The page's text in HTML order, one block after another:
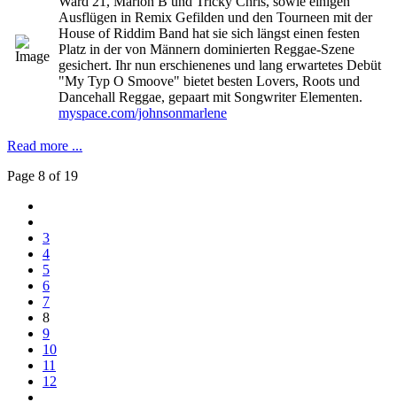
Ausflügen in Remix Gefilden und den Tourneen mit der
House of Riddim Band hat sie sich längst einen festen
Platz in der von Männern dominierten Reggae-Szene
gesichert. Ihr nun erschienenes und lang erwartetes Debüt
"My Typ O Smoove" bietet besten Lovers, Roots und
Dancehall Reggae, gepaart mit Songwriter Elementen.
myspace.com/johnsonmarlene
Read more ...
Page 8 of 19
3
4
5
6
7
8
9
10
11
12